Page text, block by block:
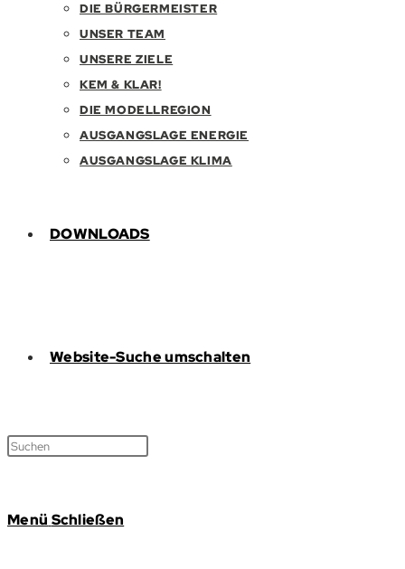
DIE BÜRGERMEISTER
UNSER TEAM
UNSERE ZIELE
KEM & KLAR!
DIE MODELLREGION
AUSGANGSLAGE ENERGIE
AUSGANGSLAGE KLIMA
DOWNLOADS
Website-Suche umschalten
Menü Schließen